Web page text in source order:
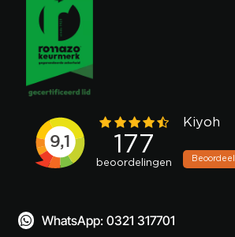
 WhatsApp: 0321 317701